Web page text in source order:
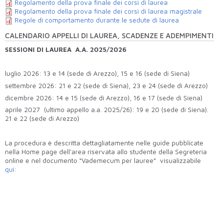
Regolamento della prova finale dei corsi di laurea
Regolamento della prova finale dei corsi di laurea magistrale
Regole di comportamento durante le sedute di laurea
CALENDARIO APPELLI DI LAUREA, SCADENZE E ADEMPIMENTI
SESSIONI DI LAUREA A.A. 2025/2026
luglio 2026: 13 e 14 (sede di Arezzo), 15 e 16 (sede di Siena)
settembre 2026: 21 e 22 (sede di Siena), 23 e 24 (sede di Arezzo)
dicembre 2026: 14 e 15 (sede di Arezzo), 16 e 17 (sede di Siena)
aprile 2027 (ultimo appello a.a. 2025/26): 19 e 20 (sede di Siena).
21 e 22 (sede di Arezzo)
La procedura è descritta dettagliatamente nelle guide pubblicate
nella Home page dell’area riservata allo studente della Segreteria
online e nel documento “Vademecum per lauree” visualizzabile
qui: